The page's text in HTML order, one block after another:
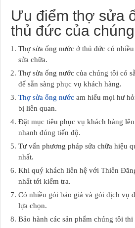
Ưu điểm thợ sửa
thủ đức của
Thợ sửa ống nước ở thủ đức có
sửa chữa.
Thợ sửa ống nước của chúng tôi có
để sẵn sàng phục vụ khách hàng.
Thợ sửa ống nước am hiểu mọi hư
bị liên quan.
Đặt mục tiêu phục vụ khách hàng
nhanh đúng tiến độ.
Tư vấn phương pháp sửa chữa hiệu
nhất.
Khi quý khách liên hệ với Thiên
nhất tới kiểm tra.
Có nhiều gói báo giá và gói dịch vụ
lựa chọn.
Bảo hành các sản phẩm chúng tôi